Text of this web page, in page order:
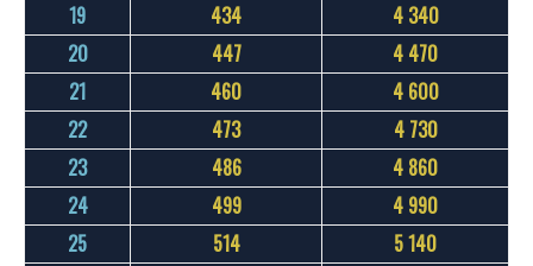
19
434
4 340
20
447
4 470
21
460
4 600
22
473
4 730
23
486
4 860
24
499
4 990
25
514
5 140